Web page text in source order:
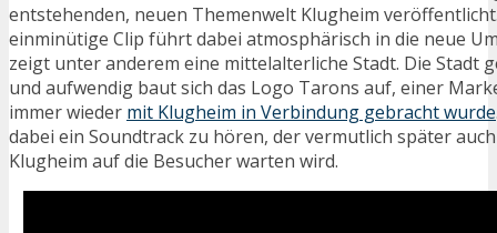
entstehenden, neuen Themenwelt Klugheim
einminütige Clip führt dabei atmosphärisch in die neue
zeigt unter anderem eine mittelalterliche Stadt. Die Stadt
und aufwendig baut sich das Logo Tarons auf, einer
immer wieder mit Klugheim in Verbindung gebracht wurde
dabei ein Soundtrack zu hören, der vermutlich später
Klugheim auf die Besucher warten wird.